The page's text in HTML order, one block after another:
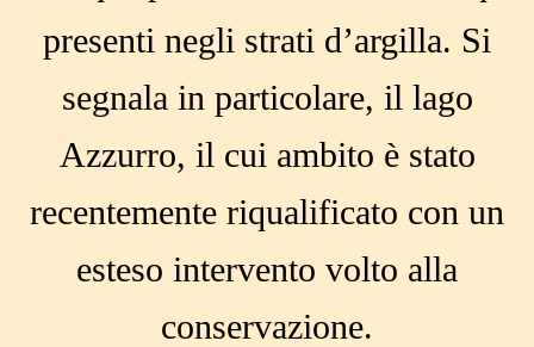
presenti negli strati d’argilla. Si
segnala in particolare, il lago
Azzurro, il cui ambito è stato
recentemente riqualificato con un
esteso intervento volto alla
conservazione.